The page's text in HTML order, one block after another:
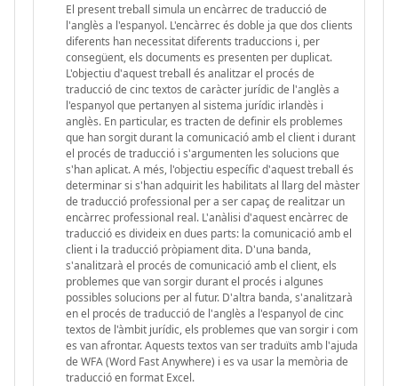
El present treball simula un encàrrec de traducció de
l'anglès a l'espanyol. L'encàrrec és doble ja que dos clients
diferents han necessitat diferents traduccions i, per
consegüent, els documents es presenten per duplicat.
L'objectiu d'aquest treball és analitzar el procés de
traducció de cinc textos de caràcter jurídic de l'anglès a
l'espanyol que pertanyen al sistema jurídic irlandès i
anglès. En particular, es tracten de definir els problemes
que han sorgit durant la comunicació amb el client i durant
el procés de traducció i s'argumenten les solucions que
s'han aplicat. A més, l'objectiu específic d'aquest treball és
determinar si s'han adquirit les habilitats al llarg del màster
de traducció professional per a ser capaç de realitzar un
encàrrec professional real. L'anàlisi d'aquest encàrrec de
traducció es divideix en dues parts: la comunicació amb el
client i la traducció pròpiament dita. D'una banda,
s'analitzarà el procés de comunicació amb el client, els
problemes que van sorgir durant el procés i algunes
possibles solucions per al futur. D'altra banda, s'analitzarà
en el procés de traducció de l'anglès a l'espanyol de cinc
textos de l'àmbit jurídic, els problemes que van sorgir i com
es van afrontar. Aquests textos van ser traduïts amb l'ajuda
de WFA (Word Fast Anywhere) i es va usar la memòria de
traducció en format Excel.